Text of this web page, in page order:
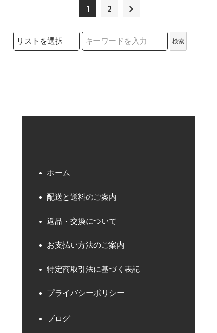
1 2
検索リストの選択
検索
ホーム
配送と送料のご案内
返品・交換について
お支払い方法のご案内
特定商取引法に基づく表記
プライバシーポリシー
ブログ